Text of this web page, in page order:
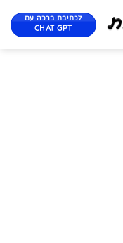
לכתיבת ברכה עם
CHAT GPT